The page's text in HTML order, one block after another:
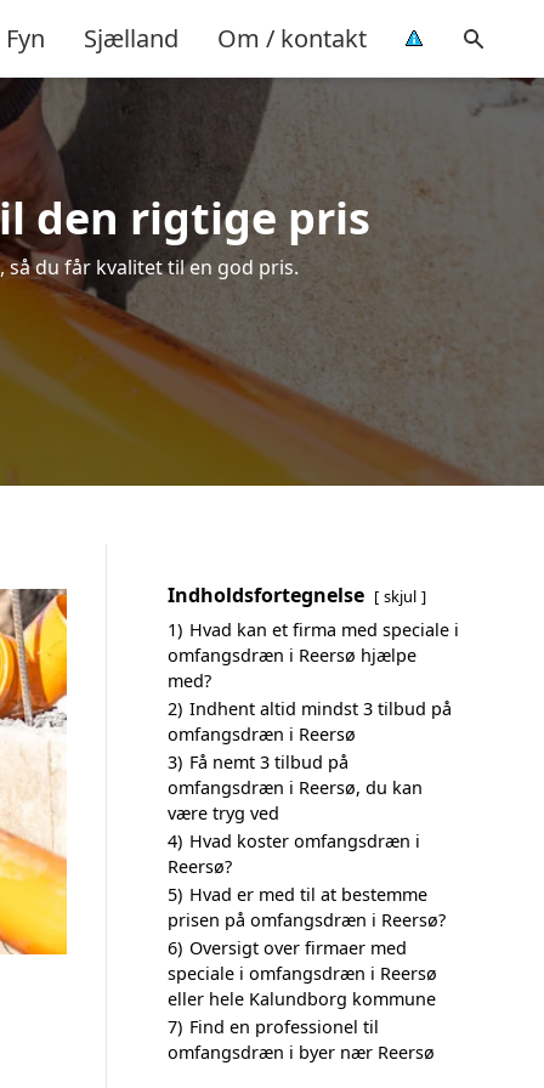
Fyn Sjælland Om / kontakt
den rigtige pris
du får kvalitet til en god pris.
Indholdsfortegnelse skjul
1) Hvad kan et firma med speciale i
omfangsdræn i Reersø hjælpe
med?
2) Indhent altid mindst 3 tilbud på
omfangsdræn i Reersø
3) Få nemt 3 tilbud på
omfangsdræn i Reersø, du kan
være tryg ved
4) Hvad koster omfangsdræn i
Reersø?
5) Hvad er med til at bestemme
prisen på omfangsdræn i Reersø?
6) Oversigt over firmaer med
speciale i omfangsdræn i Reersø
eller hele Kalundborg kommune
7) Find en professionel til
omfangsdræn i byer nær Reersø